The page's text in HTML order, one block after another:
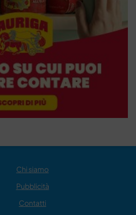
Chi siamo
Pubblicità
Contatti